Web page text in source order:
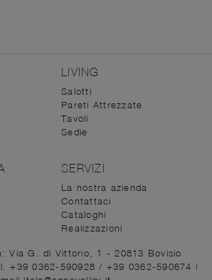
LIVING
Salotti
Pareti Attrezzate
Tavoli
Sedie
SERVIZI
La nostra azienda
Contattaci
Cataloghi
Realizzazioni
Via G. di Vittorio, 1 - 20813 Bovisio
+39 0362-590928/ +39 0362-590674 |